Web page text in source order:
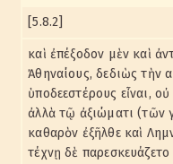
[5.8.2]
καὶ ἐπέξοδον μὲν καὶ
Ἀθηναίους, δεδιὼς τὴν
ὑποδεεστέρους εἶναι,
ἀλλὰ τῷ ἀξιώματι (τῶν
καθαρὸν ἐξῆλθε καὶ
τέχνῃ δὲ